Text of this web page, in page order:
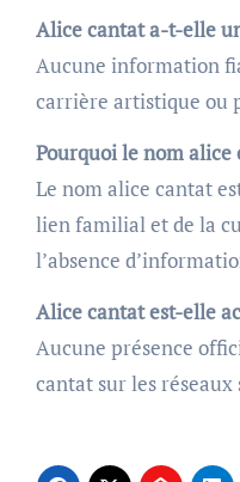
Alice cantat a-t-elle
Aucune information
carrière artistique ou
Pourquoi le nom
Le nom alice cantat
lien familial et de la
l’absence
Alice cantat est-elle
Aucune présence
cantat sur les réseaux